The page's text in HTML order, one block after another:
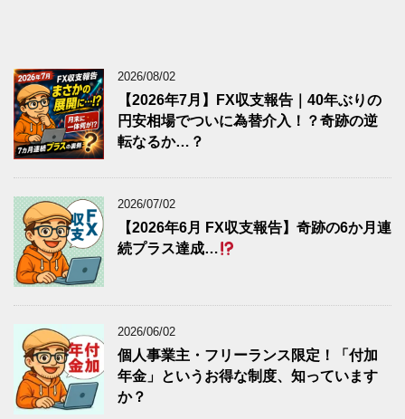
2026/08/02
【2026年7月】FX収支報告｜40年ぶりの
円安相場でついに為替介入！？奇跡の逆
転なるか…？
2026/07/02
【2026年6月 FX収支報告】奇跡の6か月連
続プラス達成…
2026/06/02
個人事業主・フリーランス限定！「付加
年金」というお得な制度、知っています
か？